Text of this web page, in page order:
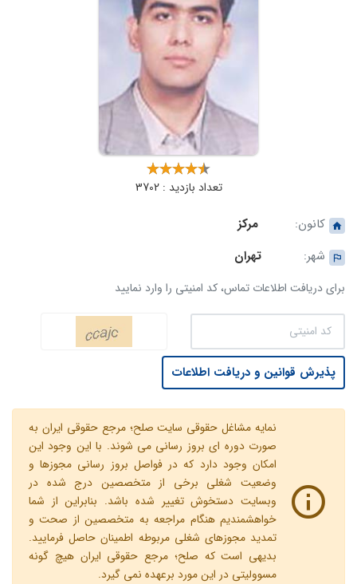
تعداد بازدید : 3702
کانون:
مرکز
شهر:
تهران
برای دریافت اطلاعات تماس، کد امنیتی را وارد نمایید
پذیرش قوانین و دریافت اطلاعات
نمایه مشاغل حقوقی سایت صلح؛ مرجع حقوقی ایران به
صورت دوره ای بروز رسانی می شوند. با این وجود این
امکان وجود دارد که در فواصل بروز رسانی مجوزها و
وضعیت شغلی برخی از متخصصین درج شده در
وبسایت دستخوش تغییر شده باشد. بنابراین از شما
خواهشمندیم هنگام مراجعه به متخصصین از صحت و
تمدید مجوزهای شغلی مربوطه اطمینان حاصل فرمایید.
بدیهی است که صلح؛ مرجع حقوقی ایران هیچ گونه
مسوولیتی در این مورد برعهده نمی گیرد.